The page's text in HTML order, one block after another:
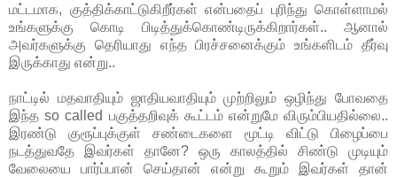
மட்டமாக, குத்திக்காட்டுகிறீர்கள் என்பதைப் புரிந்து கொள்ளாமல்
உங்களுக்கு கொடி பிடித்துக்கொண்டிருக்கிறார்கள்.. ஆனால்
அவர்களுக்கு தெரியாது எந்த பிரச்சனைக்கும் உங்களிடம் தீர்வு
இருக்காது என்று..
நாட்டில் மதவாதியும் ஜாதியவாதியும் முற்றிலும் ஒழிந்து போவதை
இந்த so called பகுத்தறிவுக் கூட்டம் என்றுமே விரும்பியதில்லை..
இரண்டு குரூப்புக்குள் சண்டைகளை மூட்டி விட்டு பிழைப்பை
நடத்துவதே இவர்கள் தானே? ஒரு காலத்தில் சிண்டு முடியும்
வேலையை பார்ப்பான் செய்தான் என்று கூறும் இவர்கள் தான்